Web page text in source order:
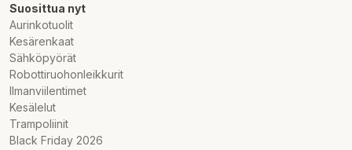
Suosittua nyt
Aurinkotuolit
Kesärenkaat
Sähköpyörät
Robottiruohonleikkurit
Ilmanviilentimet
Kesälelut
Trampoliinit
Black Friday 2026